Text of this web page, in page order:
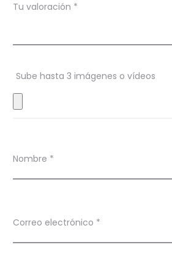
i
o
e
s
Tu valoración *
Sube hasta 3 imágenes o vídeos
Nombre *
Correo electrónico *